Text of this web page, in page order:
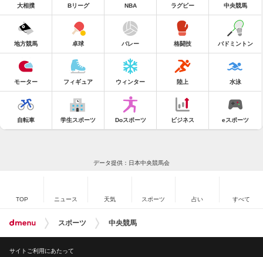
大相撲 Bリーグ NBA ラグビー 中央競馬
地方競馬 卓球 バレー 格闘技 バドミントン
モーター フィギュア ウィンター 陸上 水泳
自転車 学生スポーツ Doスポーツ ビジネス eスポーツ
データ提供：日本中央競馬会
TOP ニュース 天気 スポーツ 占い すべて
スポーツ 中央競馬
サイトご利用にあたって